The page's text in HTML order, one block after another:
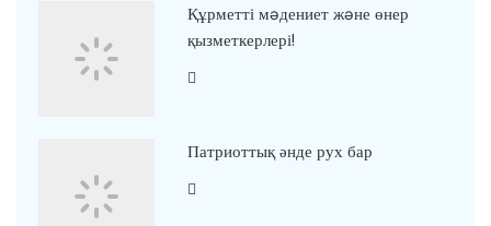
Құрметті мəдениет жəне өнер
қызметкерлері!
Патриоттық әнде рух бар